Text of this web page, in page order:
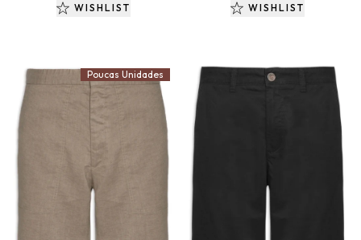
WISHLIST WISHLIST
Poucas Unidades